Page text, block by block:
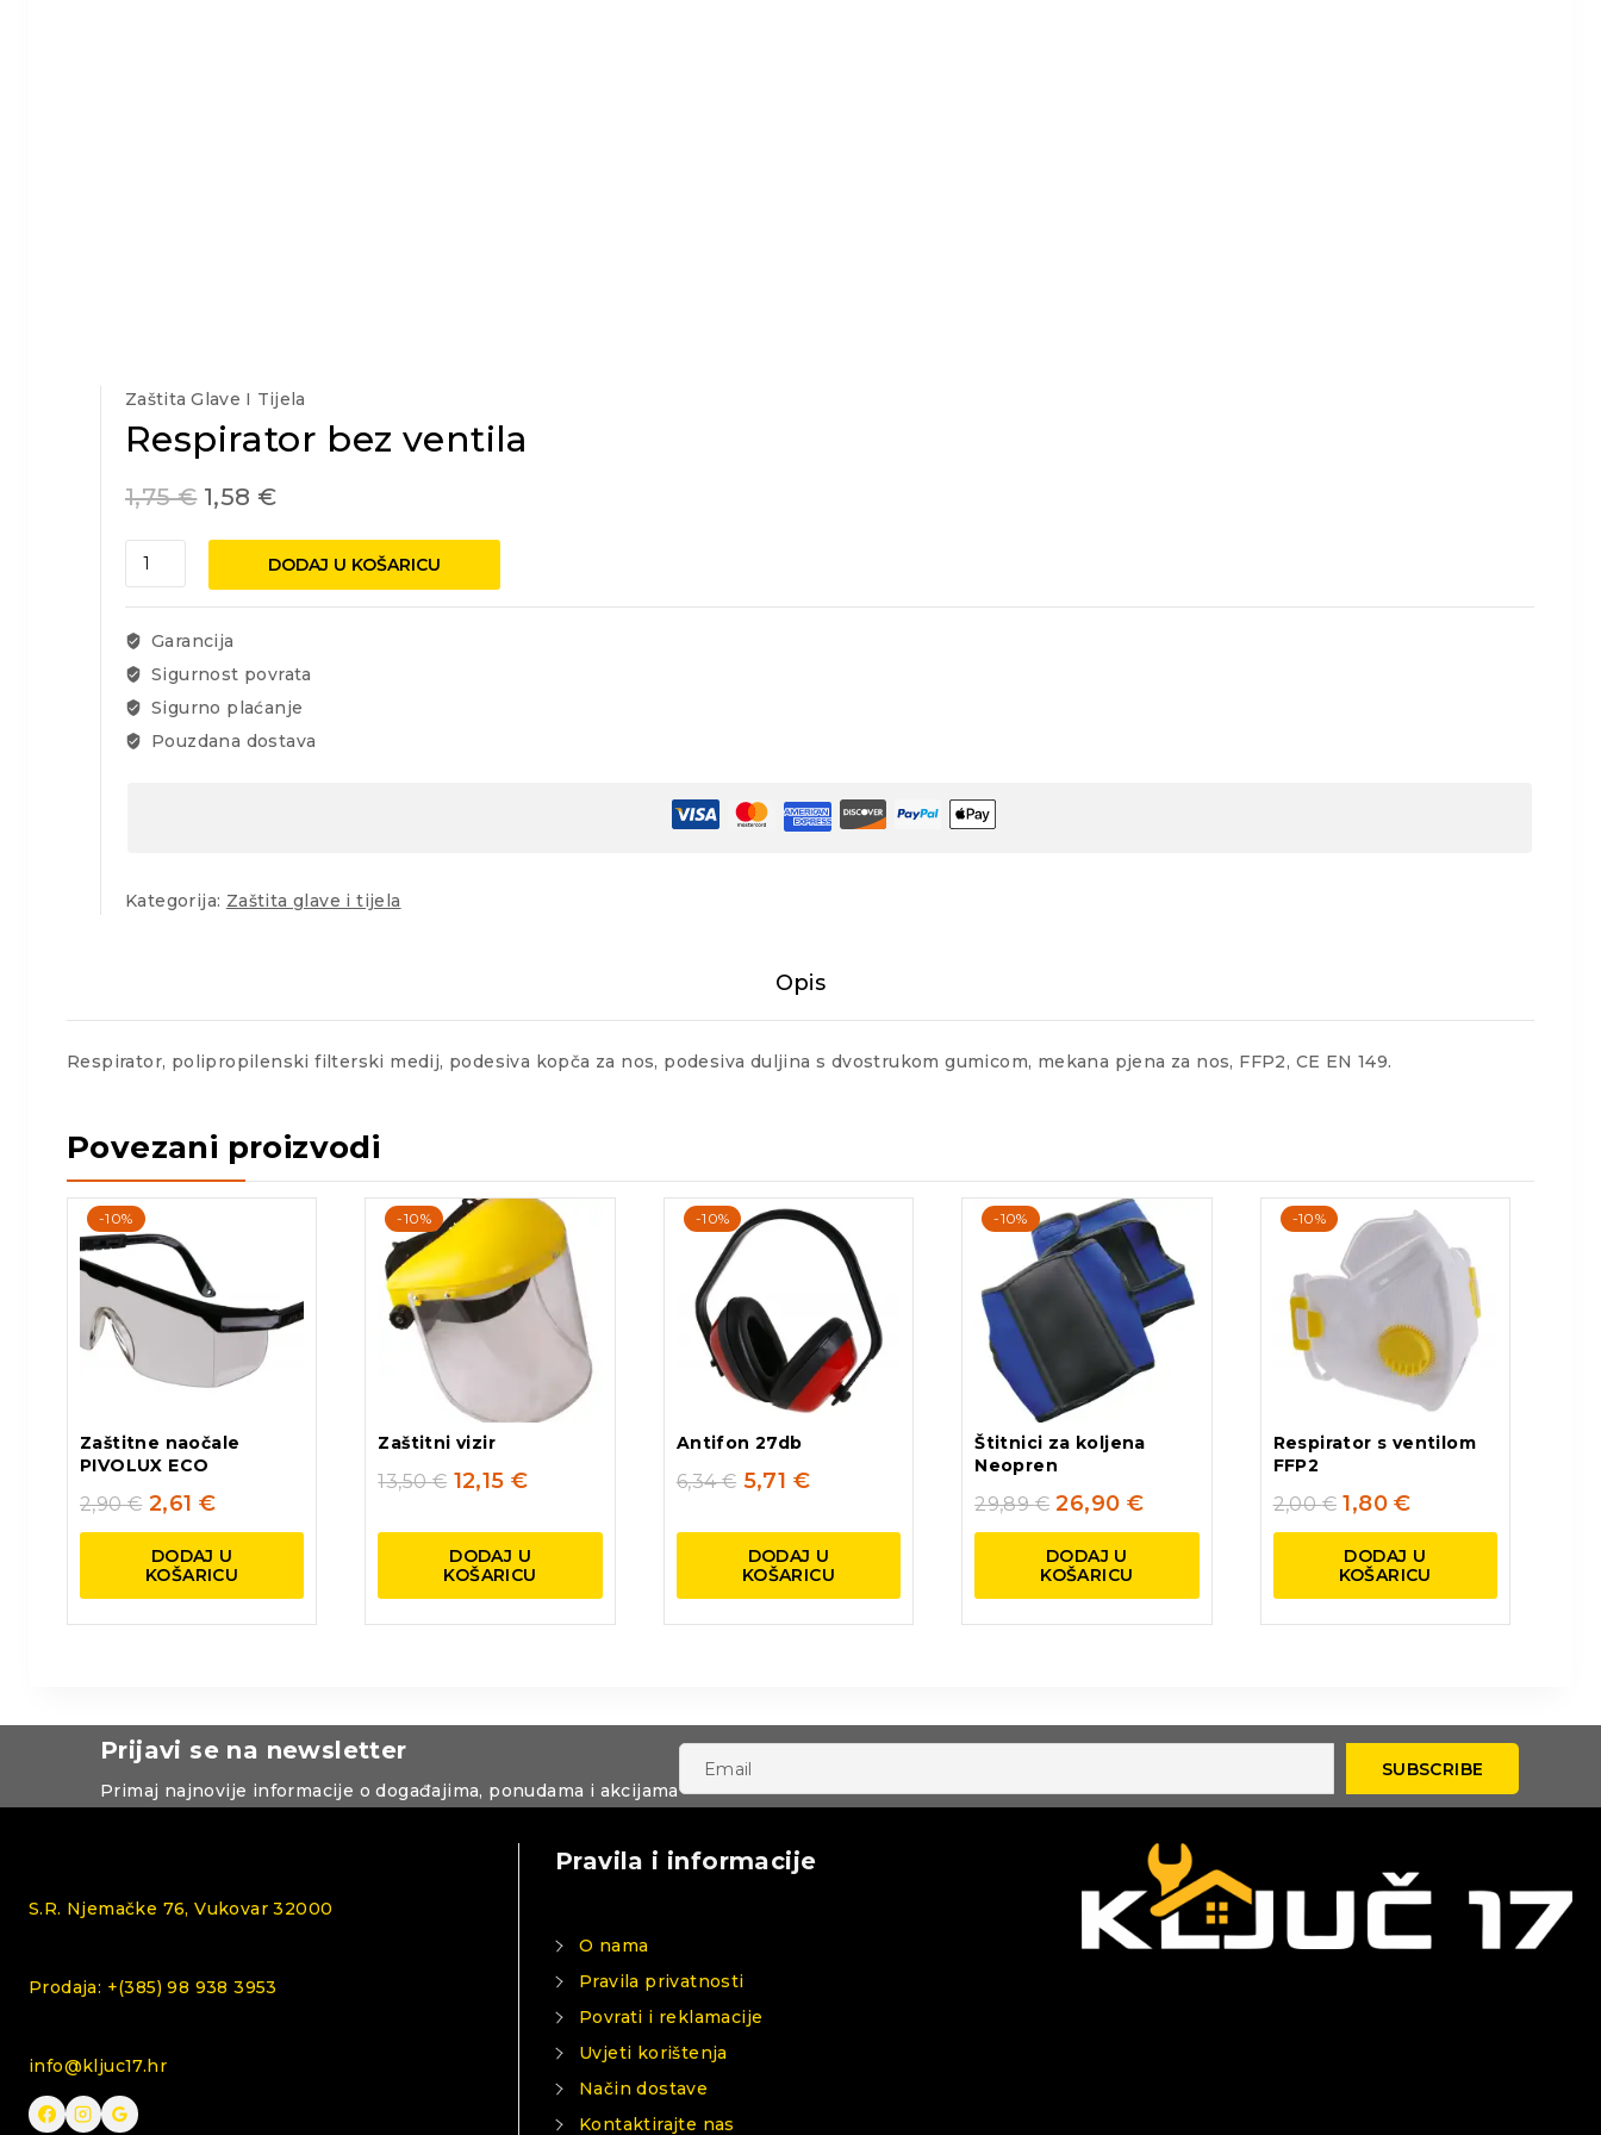
Zaštita Glave I Tijela
Respirator bez ventila
1,75€ 1,58 €
Respirator
ventila
količina
DODAJ U KOŠARICU
Garancija
Sigurnost povrata
Sigurno plaćanje
Pouzdana dostava
Kategorija: Zaštita glave i tijela
Opis
Respirator, polipropilenski filterski medij, podesiva kopča za nos, podesiva duljina s dvostrukom gumicom, mekana pjena za nos, FFP2, CE EN 149.
Povezani proizvodi
-10%
Zaštitne naočale
PIVOLUX ECO
2,90€ 2,61 €
DODAJ U
KOŠARICU
-10%
Zaštitni vizir
13,50€ 12,15€
DODAJ U
KOŠARICU
-10%
Antifon 27db
6,34€ 5,71 €
DODAJ U
KOŠARICU
-10%
Štitnici za koljena
Neopren
29,89€ 26,90 €
DODAJ U
KOŠARICU
-10%
Respirator s ventilom
FFP2
2,00€ 1,80€
DODAJ U
KOŠARICU
Prijavi se na newsletter
Primaj najnovije informacije o događajima, ponudama i akcijama
S.R. Njemačke 76, Vukovar 32000
Prodaja: +(385) 98 938 3953
info@kljuc17.hr
Pravila i informacije
O nama
Pravila privatnosti
Povrati i reklamacije
Uvjeti korištenja
Način dostave
Kontaktirajte nas